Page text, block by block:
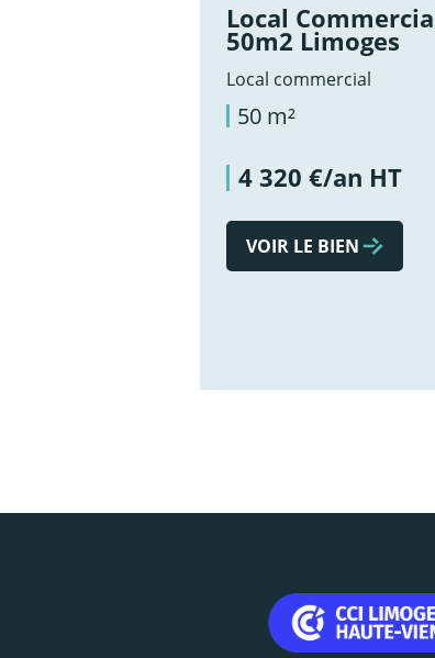
Local
50m2 Limoges
Local commercial
50 m²
4 320 €/an HT
VOIR LE BIEN